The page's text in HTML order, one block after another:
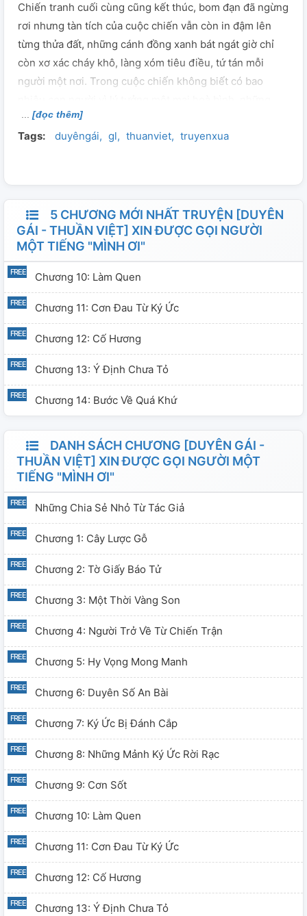
Chiến tranh cuối cùng cũng kết thúc, bom đạn đã ngừng
rơi nhưng tàn tích của cuộc chiến vẫn còn in đậm lên
từng thửa đất, những cánh đồng xanh bát ngát giờ chỉ
còn xơ xác cháy khô, làng xóm tiêu điều, tứ tán mỗi
người một nơi. Trong cuộc chiến không biết có bao
con người thật thà chất phát, những người dân vô tội đã
mãi mãi nằm lại cùng đất mẹ. Những lời ước hẹn dở
quay về như đã hẹn, hẹn một mai khói lửa không còn
người sẽ về với một tấm chân tình vẹn nguyên.
[đọc thêm]
Tags: duyêngái gl thuanviet truyenxua
5 CHƯƠNG MỚI NHẤT TRUYỆN [DUYÊN
GÁI - THUẦN VIỆT] XIN ĐƯỢC GỌI NGƯỜI
MỘT TIẾNG "MÌNH ƠI"
Chương 10: Làm Quen
Chương 11: Cơn Đau Từ Ký Ức
Chương 12: Cố Hương
Chương 13: Ý Định Chưa Tỏ
Chương 14: Bước Về Quá Khứ
DANH SÁCH CHƯƠNG [DUYÊN GÁI -
THUẦN VIỆT] XIN ĐƯỢC GỌI NGƯỜI MỘT
TIẾNG "MÌNH ƠI"
Những Chia Sẻ Nhỏ Từ Tác Giả
Chương 1: Cây Lược Gỗ
Chương 2: Tờ Giấy Báo Tử
Chương 3: Một Thời Vàng Son
Chương 4: Người Trở Về Từ Chiến Trận
Chương 5: Hy Vọng Mong Manh
Chương 6: Duyên Số An Bài
Chương 7: Ký Ức Bị Đánh Cắp
Chương 8: Những Mảnh Ký Ức Rời Rạc
Chương 9: Cơn Sốt
Chương 10: Làm Quen
Chương 11: Cơn Đau Từ Ký Ức
Chương 12: Cố Hương
Chương 13: Ý Định Chưa Tỏ